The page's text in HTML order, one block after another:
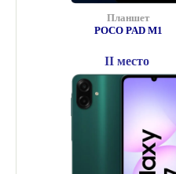
Планшет
POCO PAD М1
II место